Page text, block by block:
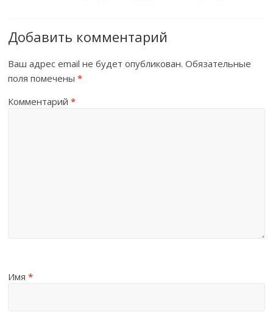
Добавить комментарий
Ваш адрес email не будет опубликован. Обязательные
поля помечены*
Комментарий*
Имя*